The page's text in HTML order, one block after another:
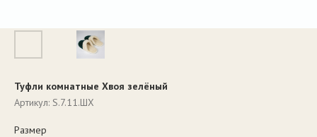
Туфли комнатные Хвоя зелёный
Артикул: S.7.11.ШХ
Размер